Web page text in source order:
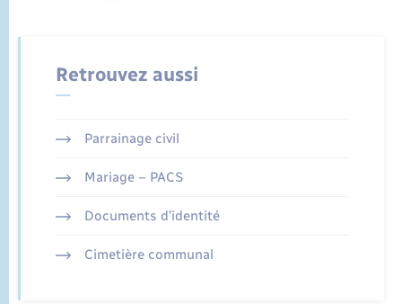
Retrouvez aussi
Parrainage civil
Mariage – PACS
Documents d’identité
Cimetière communal